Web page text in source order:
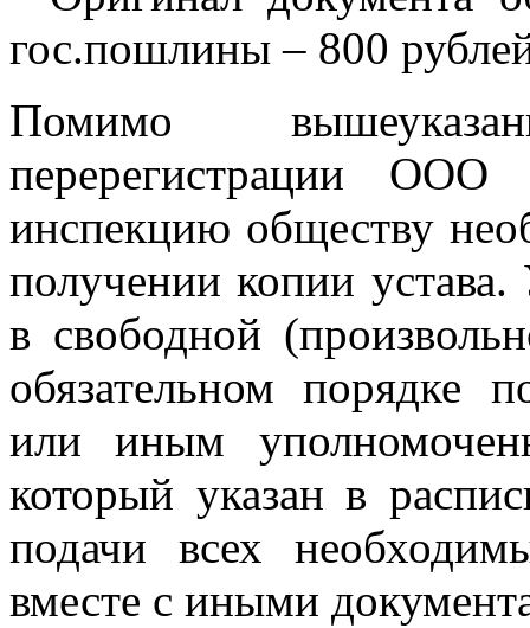
гос.пошлины – 800
Помимо
перерегистрации
инспекцию обществу
получении копии устава.
в свободной
обязательном порядке
или иным
который указан в
подачи всех
вместе с иными